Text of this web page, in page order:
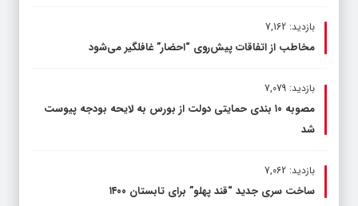
بازدید: 7,162
مخاطب از اتفاقات پیش‌روی “احضار” غافلگیر می‌شود
بازدید: 7,079
مصوبه ۱۰ بندی حمایتی دولت از بورس به لایحه بودجه پیوست
شد
بازدید: 7,062
ساخت سری جدید “قند پهلو” برای تابستان ۱۴۰۰